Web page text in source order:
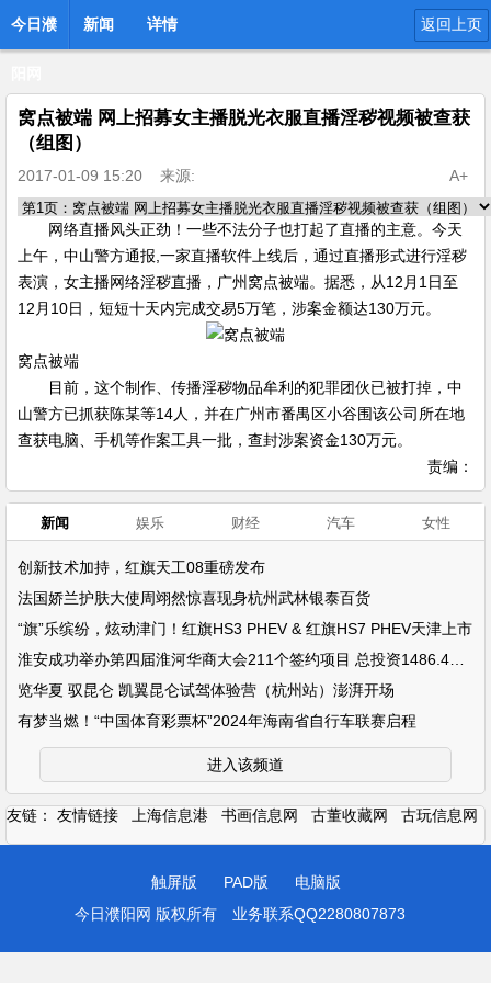
今日濮 新闻 详情 返回上页
窝点被端 网上招募女主播脱光衣服直播淫秽视频被查获
（组图）
2017-01-09 15:20 来源: A+
网络直播风头正劲！一些不法分子也打起了直播的主意。今天
上午，中山警方通报,一家直播软件上线后，通过直播形式进行淫秽
表演，女主播网络淫秽直播，广州窝点被端。据悉，从12月1日至
12月10日，短短十天内完成交易5万笔，涉案金额达130万元。
窝点被端
目前，这个制作、传播淫秽物品牟利的犯罪团伙已被打掉，中
山警方已抓获陈某等14人，并在广州市番禺区小谷围该公司所在地
查获电脑、手机等作案工具一批，查封涉案资金130万元。
责编：
新闻 娱乐 财经 汽车 女性
创新技术加持，红旗天工08重磅发布
法国娇兰护肤大使周翊然惊喜现身杭州武林银泰百货
“旗”乐缤纷，炫动津门！红旗HS3 PHEV & 红旗HS7 PHEV天津上市
览华夏 驭昆仑 凯翼昆仑试驾体验营（杭州站）澎湃开场
有梦当燃！“中国体育彩票杯”2024年海南省自行车联赛启程
进入该频道
友链： 友情链接 上海信息港 书画信息网 古董收藏网 古玩信息网
触屏版 PAD版
电脑版
今日濮阳网 版权所有
业务联系QQ2280807873